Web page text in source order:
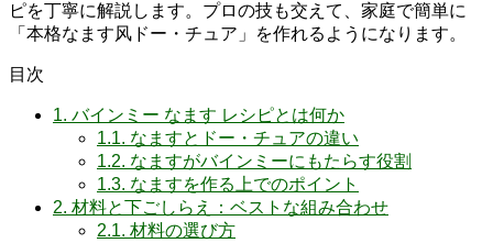
ピを丁寧に解説します。プロの技も交えて、家庭で簡単に
「本格なます风ドー・チュア」を作れるようになります。
目次
1. バインミー なます レシピとは何か
1.1. なますとドー・チュアの違い
1.2. なますがバインミーにもたらす役割
1.3. なますを作る上でのポイント
2. 材料と下ごしらえ：ベストな組み合わせ
2.1. 材料の選び方